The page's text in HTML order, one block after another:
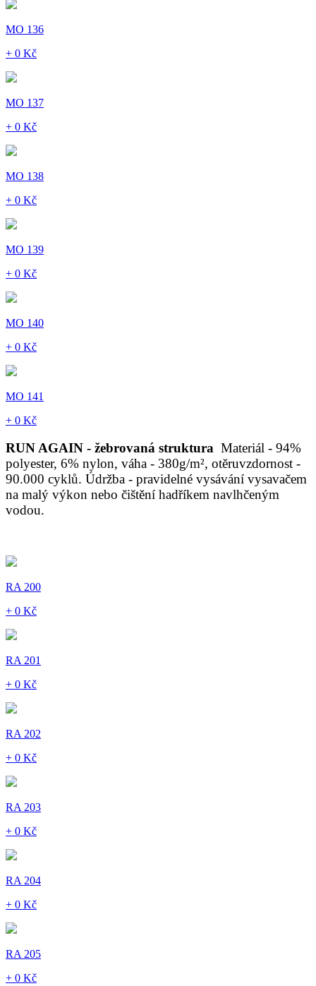
MO 136
+ 0 Kč
MO 137
+ 0 Kč
MO 138
+ 0 Kč
MO 139
+ 0 Kč
MO 140
+ 0 Kč
MO 141
+ 0 Kč
RUN AGAIN - žebrovaná struktura Materiál - 94%
polyester, 6% nylon, váha - 380g/m², otěruvzdornost -
90.000 cyklů. Údržba - pravidelné vysávání vysavačem
na malý výkon nebo čištění hadříkem navlhčeným
vodou.
RA 200
+ 0 Kč
RA 201
+ 0 Kč
RA 202
+ 0 Kč
RA 203
+ 0 Kč
RA 204
+ 0 Kč
RA 205
+ 0 Kč